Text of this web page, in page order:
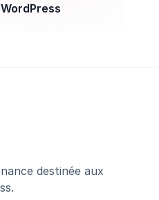
destinée aux